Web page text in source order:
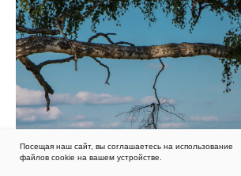
Посещая наш сайт, вы соглашаетесь на использование
файлов cookie на вашем устройстве.